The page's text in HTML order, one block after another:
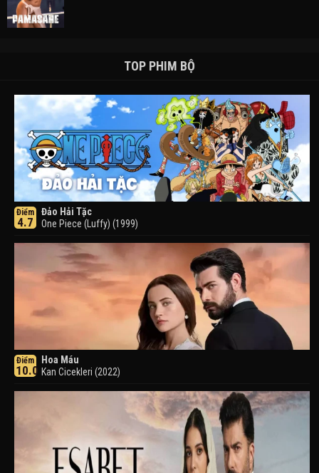
TOP PHIM BỘ
Điểm
4.7
Đảo Hải Tặc
One Piece (Luffy) (1999)
Điểm
10.0
Hoa Máu
Kan Cicekleri (2022)